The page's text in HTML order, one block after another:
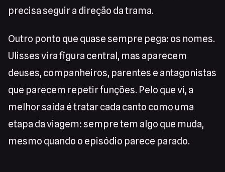
precisa seguir a direção da trama.
Outro ponto que quase sempre pega: os nomes.
Ulisses vira figura central, mas aparecem
deuses, companheiros, parentes e antagonistas
que parecem repetir funções. Pelo que vi, a
melhor saída é tratar cada canto como uma
etapa da viagem: sempre tem algo que muda,
mesmo quando o episódio parece parado.